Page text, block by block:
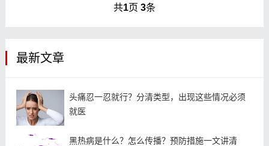
共1页 3条
最新文章
头痛忍一忍就行？分清类型，出现这些情况必须
就医
黑热病是什么？怎么传播？预防措施一文讲清